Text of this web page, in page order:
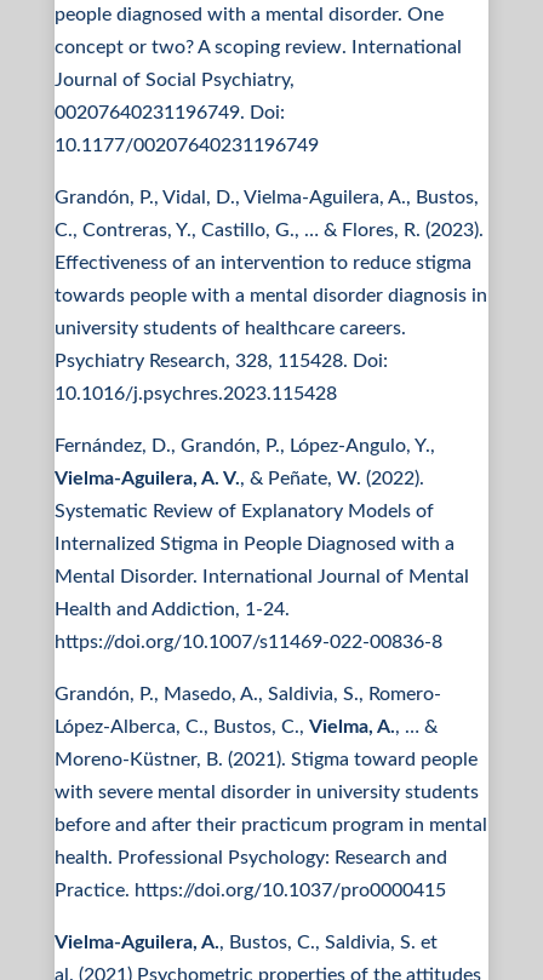
people diagnosed with a mental disorder. One
concept or two? A scoping review. International
Journal of Social Psychiatry,
00207640231196749. Doi:
10.1177/00207640231196749
Grandón, P., Vidal, D., Vielma-Aguilera, A., Bustos,
C., Contreras, Y., Castillo, G., … & Flores, R. (2023).
Effectiveness of an intervention to reduce stigma
towards people with a mental disorder diagnosis in
university students of healthcare careers.
Psychiatry Research, 328, 115428. Doi:
10.1016/j.psychres.2023.115428
Fernández, D., Grandón, P., López-Angulo, Y.,
Vielma-Aguilera, A. V., & Peñate, W. (2022).
Systematic Review of Explanatory Models of
Internalized Stigma in People Diagnosed with a
Mental Disorder. International Journal of Mental
Health and Addiction, 1-24.
https://doi.org/10.1007/s11469-022-00836-8
Grandón, P., Masedo, A., Saldivia, S., Romero-
López-Alberca, C., Bustos, C., Vielma, A., … &
Moreno-Küstner, B. (2021). Stigma toward people
with severe mental disorder in university students
before and after their practicum program in mental
health. Professional Psychology: Research and
Practice. https://doi.org/10.1037/pro0000415
Vielma-Aguilera, A., Bustos, C., Saldivia, S. et
al. (2021) Psychometric properties of the attitudes